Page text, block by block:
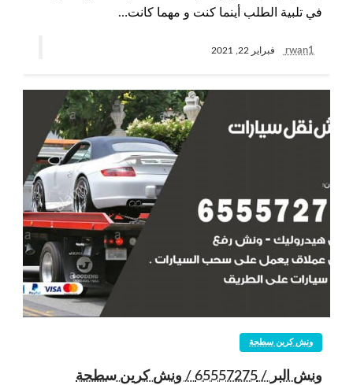
في تلبية الطلب أينما كنت و مهما كانت…
rwan1 فبراير 22, 2021
ونش كرين سطحة
ونش البر / 65557275 / ونش كرين سطحة